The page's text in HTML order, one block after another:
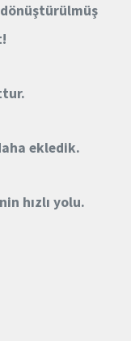
dönüştürülmüş
ekledik.
hızlı yolu.